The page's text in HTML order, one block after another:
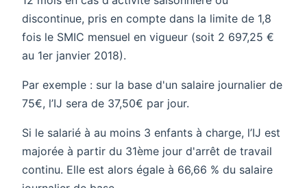
discontinue, pris en compte dans la limite de 1,8
fois le SMIC mensuel en vigueur (soit 2 697,25 €
au 1er janvier 2018).
Par exemple : sur la base d'un salaire journalier de
75€, l’IJ sera de 37,50€ par jour.
Si le salarié à au moins 3 enfants à charge, l’IJ est
majorée à partir du 31ème jour d'arrêt de travail
continu. Elle est alors égale à 66,66 % du salaire